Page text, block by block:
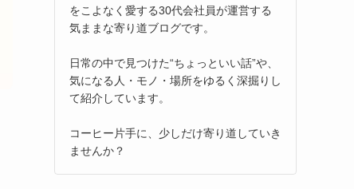
をこよなく愛する30代会社員が運営する
気ままな寄り道ブログです。
日常の中で見つけた“ちょっといい話”や、
気になる人・モノ・場所をゆるく深掘りし
て紹介しています。
コーヒー片手に、少しだけ寄り道していき
ませんか？